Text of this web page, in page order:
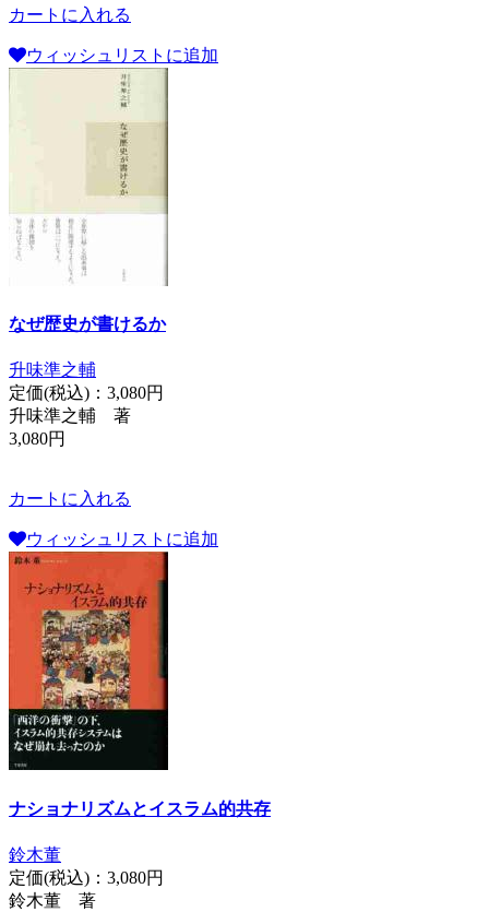
カートに入れる
ウィッシュリストに追加
なぜ歴史が書けるか
升味準之輔
定価(税込)： 3,080円
升味準之輔 著
3,080円
カートに入れる
ウィッシュリストに追加
ナショナリズムとイスラム的共存
鈴木董
定価(税込)： 3,080円
鈴木董 著